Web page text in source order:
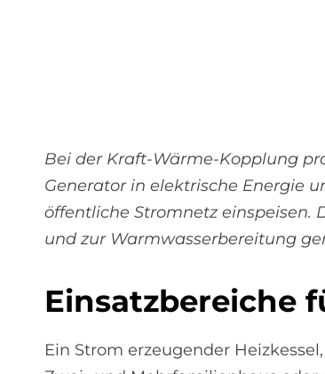
Bei der Kraft-Wärme-Kopplung
Generator in elektrische Energie
öffentliche Stromnetz einspeisen.
und zur Warmwasserbereitung
Ein­satz­be­reiche
Ein Strom erzeugender